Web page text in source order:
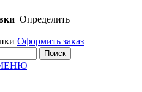
Определить
Оформить заказ
Поиск